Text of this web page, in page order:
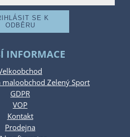
INFORMACE
maloobchod Zelený Sport
GDPR
VOP
Kontakt
Prodejna